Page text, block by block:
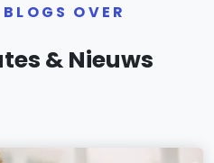
OVER
& Nieuws